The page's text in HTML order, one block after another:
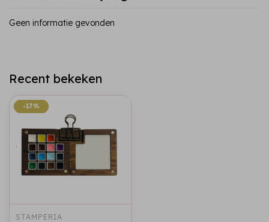
Geen informatie gevonden
Recent bekeken
-17%
-17%
STAMPERIA